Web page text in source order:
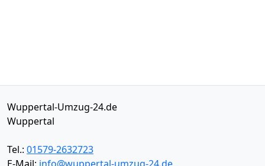
Wuppertal-Umzug-24.de
Wuppertal
Tel.: 01579-2632723
E-Mail: info@wuppertal-umzug-24.de